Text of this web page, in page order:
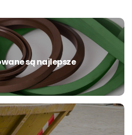
są najlepsze